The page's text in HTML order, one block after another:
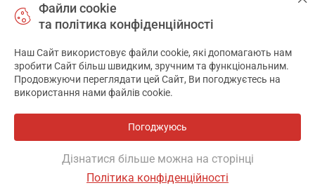
ПЕРЕД ЗАСТОСУВАННЯМ ПРЕПАРАТУ ПРОКОНСУЛЬТУЙТЕСЬ
ТОВ «АПТЕКА 911.ЮА» Код ЄДРПОУ 43631965.
Відмова від відповідальності
© 2014-2026. Медична інформаційна система АПТЕКА911.ЮА
Файли cookie
та політика конфіденційності
Наш Сайт використовує файли cookie, які допомагають нам
зробити Сайт більш швидким, зручним та функціональним.
Продовжуючи переглядати цей Сайт, Ви погоджуєтесь на
використання нами файлів cookie.
Погоджуюсь
Дізнатися більше можна на сторінці
Політика конфіденційності
✕